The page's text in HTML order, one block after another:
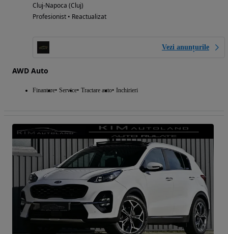
Cluj-Napoca (Cluj)
Profesionist • Reactualizat
Vezi anunțurile
AWD Auto
Finantare Service Tractare auto Inchirieri